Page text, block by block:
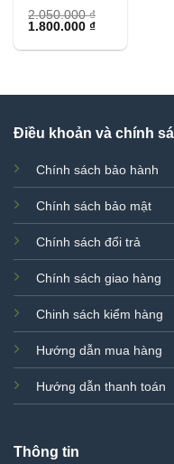
( 1TX + 1RX
)
2.050.000₫
Giá
là:
1.800.000₫Giá
tại
Điều khoản và chính
Chính sách bảo hành
Chính sách bảo mật
Chính sách đổi trả
Chính sách giao hàng
Chinh sách kiểm hàng
Hướng dẫn mua hàng
Hướng dẫn thanh toán
Thông tin